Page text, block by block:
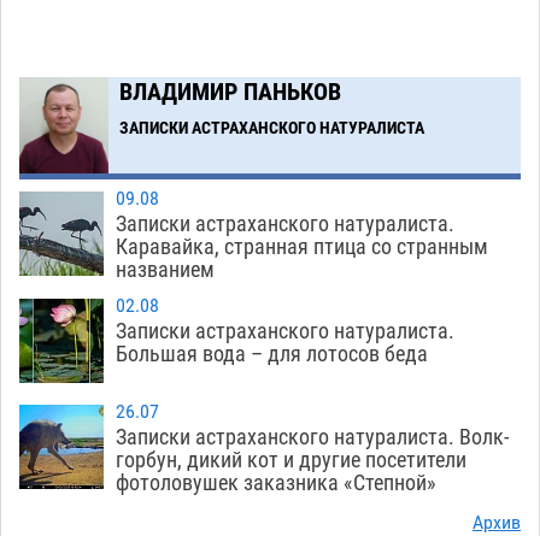
ВЛАДИМИР ПАНЬКОВ
ЗАПИСКИ АСТРАХАНСКОГО НАТУРАЛИСТА
09.08
Записки астраханского натуралиста.
Каравайка, странная птица со странным
названием
02.08
Записки астраханского натуралиста.
Большая вода – для лотосов беда
26.07
Записки астраханского натуралиста. Волк-
горбун, дикий кот и другие посетители
фотоловушек заказника «Степной»
Архив